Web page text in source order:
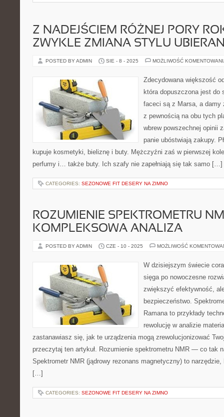
Z NADEJŚCIEM RÓŻNEJ PORY
ZWYKLE ZMIANA STYLU
POSTED BY ADMIN SIE - 8 - 2025 MOŻLIWOŚĆ
Zdecydowana większość
która dopuszczona jest do
faceci są z Marsa, a
z pewnością na obu tych
wbrew powszechnej opinii
panie ubóstwiają zakupy.
kupuje kosmetyki, bieliznę i buty. Mężczyźni zaś w pierwszej
perfumy i… także buty. Ich szafy nie zapełniają się tak samo […]
CATEGORIES: SEZONOWE FIT DESERY NA ZIMNO
ROZUMIENIE SPEKTROMETRU
KOMPLEKSOWA ANALIZA
POSTED BY ADMIN CZE - 10 - 2025 MOŻLIWOŚĆ
W dzisiejszym świecie
sięga po nowoczesne
zwiększyć efektywność,
bezpieczeństwo.
Ramana to przykłady
rewolucję w analizie
zastanawiasz się, jak te urządzenia mogą zrewolucjonizować
przeczytaj ten artykuł. Rozumienie spektrometru NMR — co tak
Spektrometr NMR (jądrowy rezonans magnetyczny) to
[…]
CATEGORIES: SEZONOWE FIT DESERY NA ZIMNO